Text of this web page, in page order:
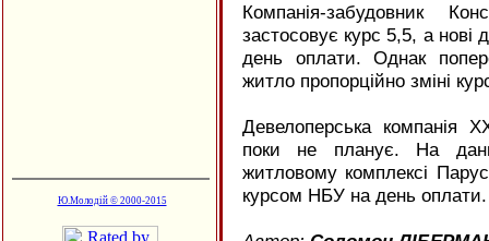
Ю.Молодій © 2000-2015
Компанія-забудовник
застосовує курс 5,5, а
день оплати. Однак
житло пропорційно зміні
Девелоперська компанія
поки не планує. На
житловому комплексі
курсом НБУ на день оплати.